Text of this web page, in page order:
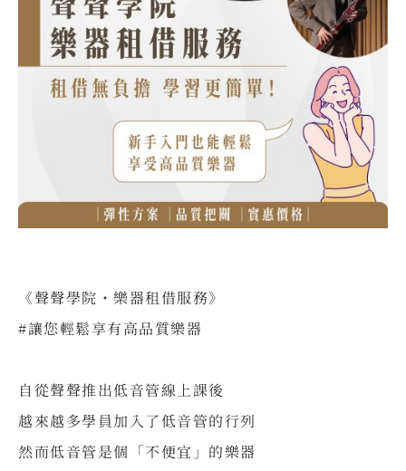
《聲聲學院・樂器租借服務》
#讓您輕鬆享有高品質樂器
自從聲聲推出低音管線上課後
越來越多學員加入了低音管的行列
然而低音管是個「不便宜」的樂器